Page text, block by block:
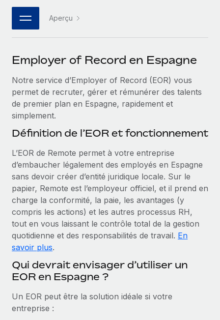
Connectez n'importe quel outil d’IA à Remote grâce à
notre MCP
Rationalisez vos processus avec des outils essentiels
SERVICES
Demandez aux experts
Recevez des conseils d’experts sur les RH à
l’international et la conformité
Contrôles d’antécédents
Simplifiez vos processus de présélection des
candidats
Remote Watchtower
Gardez un temps d’avance sur les risques en
matière de conformité
Gestion des appareils
dans le monde entier
Création d’entité
Établissez des entités rapidement et en toute
conformité
Les RH à l’international pour les grandes entreprises
Partenaires stratégiques de la tech
Devenir partenaire
Explorez avec nous vos opportunités de partenariat
Conseil en intégrations et automatisations assistées par
ÉTUDES DE CAS
Checklists et modèles
Descriptions de postes
Événements
Salle de presse
Données sur les salaires et les talents
Centre de ressources
Voir toutes les ressources
BLOG
Paie multipays
EOR et PEO
Taxes
Explorer le blog
日本語
한국어
Aperçu
Employer of Record en Espagne
Notre service d’Employer of Record (EOR) vous
permet de recruter, gérer et rémunérer des talents
de premier plan en Espagne, rapidement et
simplement.
Définition de l’EOR et fonctionnement
L’EOR de Remote permet à votre entreprise
d’embaucher légalement des employés en Espagne
sans devoir créer d’entité juridique locale. Sur le
papier, Remote est l’employeur officiel, et il prend en
charge la conformité, la paie, les avantages (y
compris les actions) et les autres processus RH,
tout en vous laissant le contrôle total de la gestion
quotidienne et des responsabilités de travail. En
savoir plus.
Qui devrait envisager d’utiliser un
EOR en Espagne ?
Un EOR peut être la solution idéale si votre
entreprise :